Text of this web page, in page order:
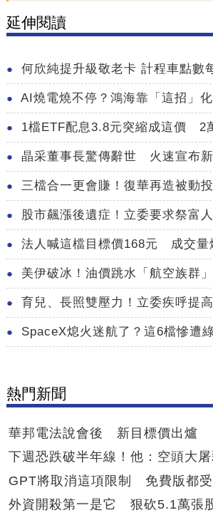
延伸閱讀
何欣純提升級敬老卡 計程車點數
AI燒電燒不停？鴻海靠「這招」
1檔ETF配息3.8元突縮成這價 2
晶采董事長驚傳辭世 火速宣布
三檔合一更會賺！復華再造被動
股市飆漲後遺症！立委要求祭富
法人喊這檔目標價168元 成交量
美伊破冰！油價跳水「航空族群
育兒、長照雙壓力！立委疾呼提
SpaceX熄火迷航了？這6檔慘遭
熱門新聞
華邦電法說會後 新目標價出爐
下週恐跌破半年線！他：空頭大
GPT將取消這項限制 免費版都
外資開殺第一是它 狠砍5.1萬張